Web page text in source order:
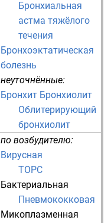
Бронхиальная
астма тяжёлого
течения
Бронхоэктатическая
болезнь
неуточнённые:
Бронхит Бронхиолит
Облитерирующий
бронхиолит
по возбудителю:
Вирусная
ТОРС
Бактериальная
Пневмококковая
Микоплазменная